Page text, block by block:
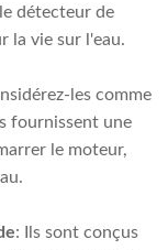
détecteur de
la vie sur l'eau.
les comme
fournissent une
le moteur,
: Ils sont conçus